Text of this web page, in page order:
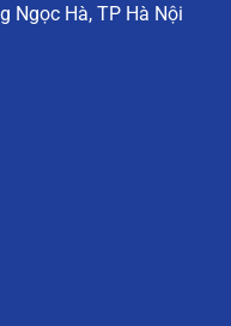
Ngọc Hà, TP Hà Nội